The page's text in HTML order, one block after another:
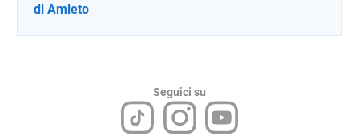
di Amleto
Seguici su